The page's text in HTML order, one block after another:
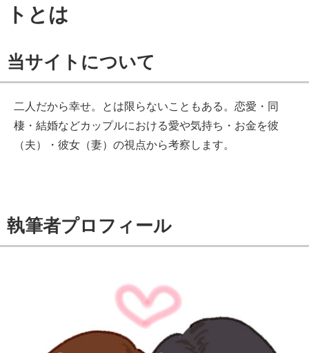
トとは
当サイトについて
二人だから幸せ。とは限らないこともある。恋愛・同
棲・結婚などカップルにおける愛や気持ち・お金を彼
（夫）・彼女（妻）の視点から考察します。
執筆者プロフィール